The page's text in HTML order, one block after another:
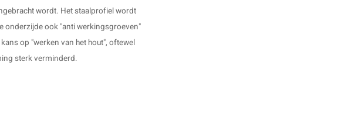
wordt. Het staalprofiel wordt
onderzijde ook "anti werkingsgroeven"
op "werken van het hout", oftewel
sterk verminderd.